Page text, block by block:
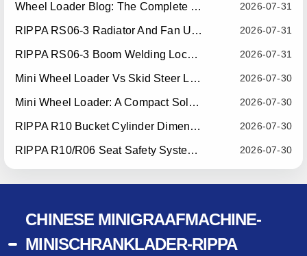
2026-07-31
Wheel Loader Blog: The Complete Guide To Wheel Loaders For Construction, Agriculture, And Material Handling
2026-07-31
RIPPA RS06-3 Radiator And Fan Upgrade — Effective July 10, 2026
2026-07-31
RIPPA RS06-3 Boom Welding Locating Bar Optimization — Effective July 15, 2026
2026-07-30
Mini Wheel Loader Vs Skid Steer Loader: Which Compact Machine Is Better For Your Business?
2026-07-30
Mini Wheel Loader: A Compact Solution For Efficient Material Handling
2026-07-30
RIPPA R10 Bucket Cylinder Dimension Optimization — Effective July 15, 2026
2026-07-30
RIPPA R10/R06 Seat Safety System Upgrade — Effective July 22, 2026
CHINESE MINIGRAAFMACHINE-
MINISCHRANKLADER-RIPPA